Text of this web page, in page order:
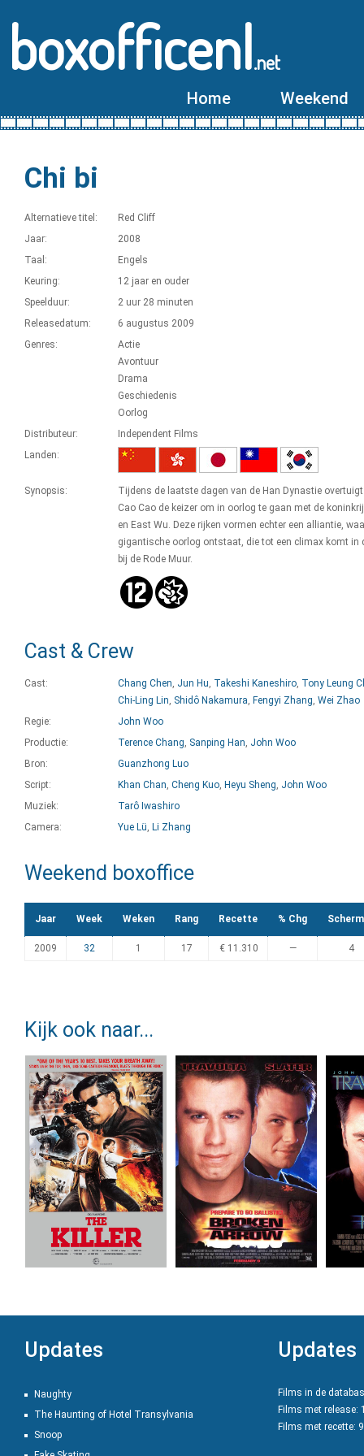
boxofficenl.net
Home Weekend
Chi bi
Alternatieve titel:
Red Cliff
Jaar:
2008
Taal:
Engels
Keuring:
12 jaar en ouder
Speelduur:
2 uur 28 minuten
Releasedatum:
6 augustus 2009
Genres:
Actie
Avontuur
Drama
Geschiedenis
Oorlog
Distributeur:
Independent Films
Landen:
Synopsis:
Tijdens de laatste dagen van de Han Dynastie
Cao Cao de keizer om in oorlog te gaan met de
en East Wu. Deze rijken vormen echter een alliantie,
gigantische oorlog ontstaat, die tot een climax komt in
bij de Rode Muur.
Cast & Crew
Cast: Chang Chen, Jun Hu, Takeshi Kaneshiro, Tony Leung
Chi-Ling Lin, Shidô Nakamura, Fengyi Zhang, Wei Zhao
Regie:
John Woo
Productie:
Terence Chang, Sanping Han, John Woo
Bron:
Guanzhong Luo
Script:
Khan Chan, Cheng Kuo, Heyu Sheng, John Woo
Muziek:
Tarô Iwashiro
Camera:
Yue Lü, Li Zhang
Weekend boxoffice
Jaar Week Weken Rang Recette % Chg
2009 32 1 17 € 11.310 — 4
Kijk ook naar...
Updates
Naughty
The Haunting of Hotel Transylvania
Snoop
Updates
Films in de
Films met release:
Films met recette: